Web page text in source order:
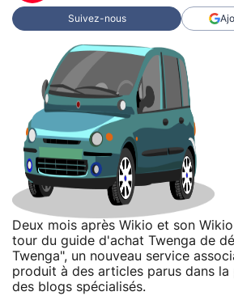
Suivez-nous
Deux mois après Wikio et son
tour du guide d'achat Twenga de
Twenga", un nouveau service
produit à des articles parus dans la
des blogs spécialisés.